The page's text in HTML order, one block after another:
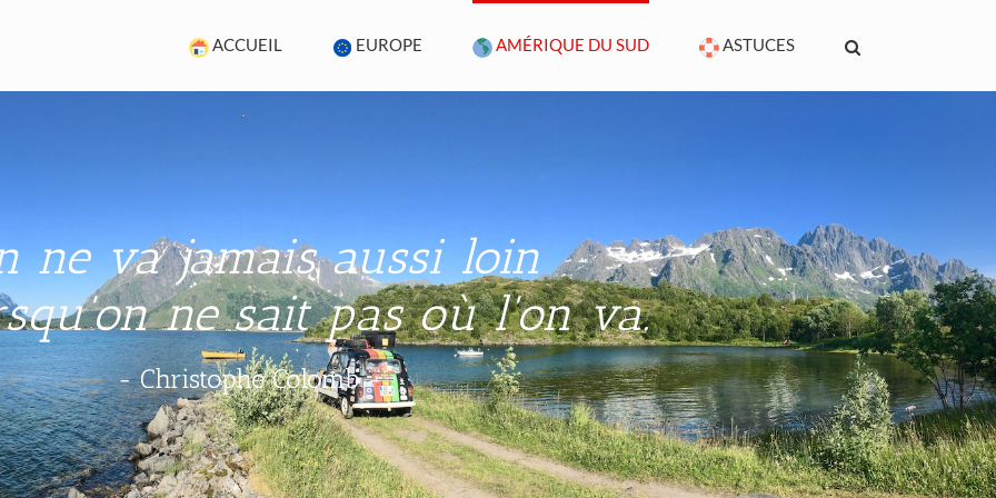
ACCUEIL EUROPE AMÉRIQUE DU SUD ASTUCES
ne va jamais aussi loin
ne sait pas où l'on va.
- Christophe Colomb -